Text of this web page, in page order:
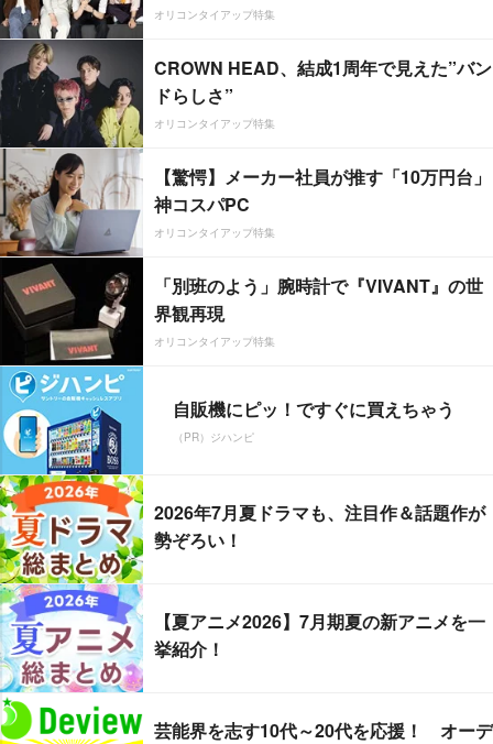
オリコンタイアップ特集
CROWN HEAD、結成1周年で見えた”バン
ドらしさ”
オリコンタイアップ特集
【驚愕】メーカー社員が推す「10万円台」
神コスパPC
オリコンタイアップ特集
「別班のよう」腕時計で『VIVANT』の世
界観再現
オリコンタイアップ特集
自販機にピッ！ですぐに買えちゃう
（PR）ジハンピ
2026年7月夏ドラマも、注目作＆話題作が
勢ぞろい！
【夏アニメ2026】7月期夏の新アニメを一
挙紹介！
芸能界を志す10代～20代を応援！ オーデ